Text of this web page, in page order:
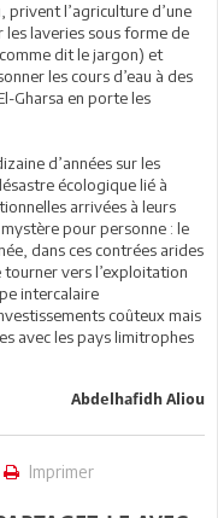
privent l’agriculture d’une
les laveries sous forme de
dit le jargon) et
les cours d’eau à des
Gharsa en porte les
d’années sur les
écologique lié à
arrivées à leurs
pour personne : le
dans ces contrées arides
tourner vers l’exploitation
intercalaire
coûteux mais
avec les pays limitrophes
Abdelhafidh Aliou
Imprimer